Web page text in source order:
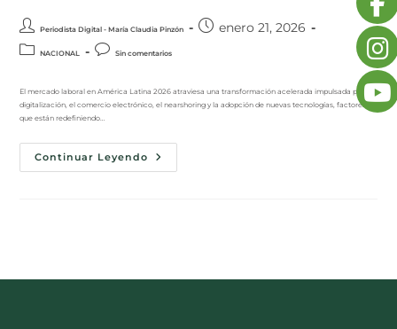
Periodista Digital - María Claudia Pinzón enero 21, 2026
NACIONAL Sin comentarios
El mercado laboral en América Latina 2026 atraviesa una transformación acelerada impulsada por la
digitalización, el comercio electrónico, el nearshoring y la adopción de nuevas tecnologías, factores
que están redefiniendo…
Continuar Leyendo